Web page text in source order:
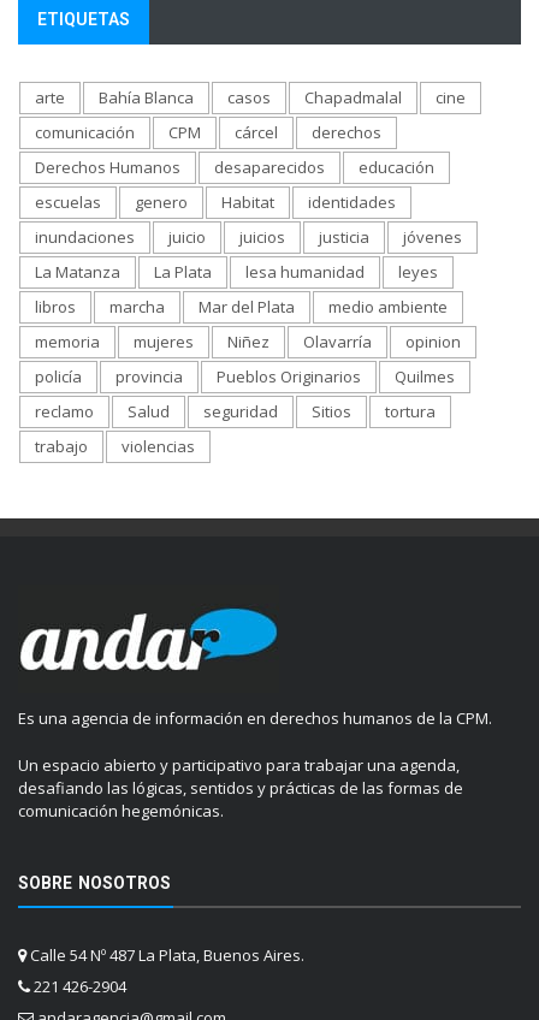
ETIQUETAS
arte Bahía Blanca casos Chapadmalal
cine
comunicación
CPM cárcel
derechos
Derechos Humanos
desaparecidos
educación
escuelas
genero Habitat
identidades
inundaciones
juicio juicios justicia
jóvenes
La Matanza
La Plata lesa humanidad
leyes
libros
marcha Mar del Plata
medio ambiente
memoria
mujeres Niñez Olavarría
opinion
policía
provincia Pueblos Originarios
Quilmes
reclamo
Salud seguridad Sitios
tortura
trabajo
violencias
Es una agencia de información en derechos humanos de la CPM.
Un espacio abierto y participativo para trabajar una agenda,
desafiando las lógicas, sentidos y prácticas de las formas de
comunicación hegemónicas.
SOBRE NOSOTROS
Calle 54 Nº 487 La Plata, Buenos Aires.
221 426-2904